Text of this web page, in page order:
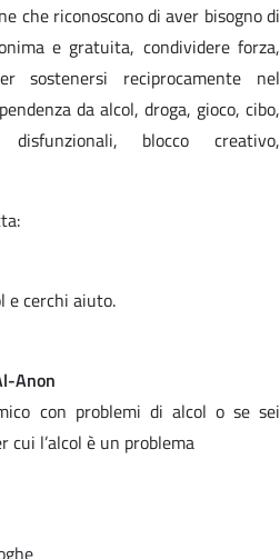
che riconoscono di aver bisogno di
e gratuita, condividere forza,
sostenersi reciprocamente nel
da alcol, droga, gioco, cibo,
disfunzionali, blocco creativo,
e cerchi aiuto.
Anon
con problemi di alcol o se sei
cui l’alcol è un problema